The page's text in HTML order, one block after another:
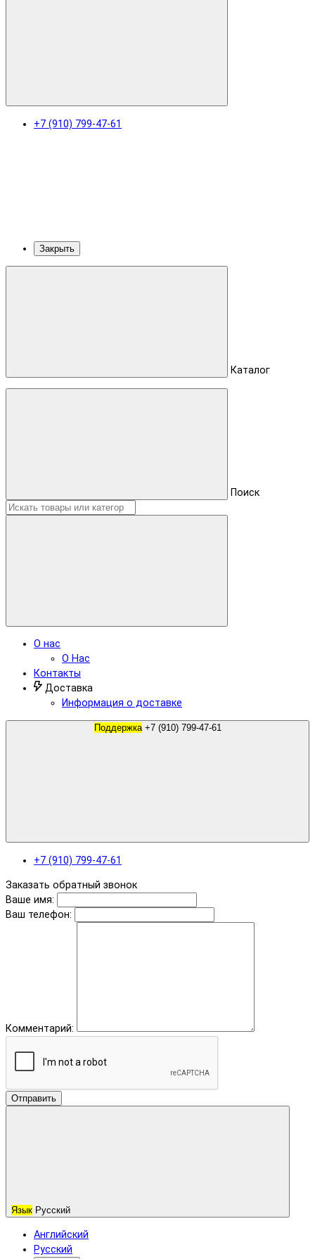
+7 (910) 799-47-61
Закрыть
Каталог
Поиск
О нас
О Нас
Контакты
Доставка
Информация о доставке
Поддержка +7 (910) 799-47-61
+7 (910) 799-47-61
Заказать обратный звонок
Ваше имя:
Ваш телефон:
Комментарий:
Отправить
Язык Русский
Английский
Русский